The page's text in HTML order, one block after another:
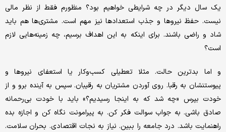
یک سال دیگر در چه شرایطی خواهیم بود؟ منظورم فقط از نظر مالی
نیست. حفظ نیروها و جذب استعدادها نیز مهم است. مشتری‌ها هم باید
شاد و راضی باشند. برای اینکه به این اهداف برسیم، چه زمینه‌هایی لازم
است؟
و اما بدترین حالت. مثلا تعطیلی کسب‌وکار یا استعفای نیروها و
پیوستنشان به رقبا. روی آوردن مشتریان به رقیبان. سپس به آینده برو و از
خودت بپرس «چه شد که به اینجا رسیدیم؟» باید با خودت بی‌رحمانه
صادق باشی. به جواب سوالت فکر کن. به پیرامونت نگاه کن و اجازه بده
راهنمایت باشد. درد جامعه را ببین. نیاز به نجات اقتصادی. بحران سلامت.